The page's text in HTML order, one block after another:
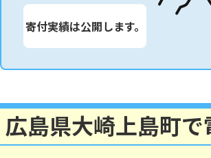
寄付実績は公開します。
広島県大崎上島町